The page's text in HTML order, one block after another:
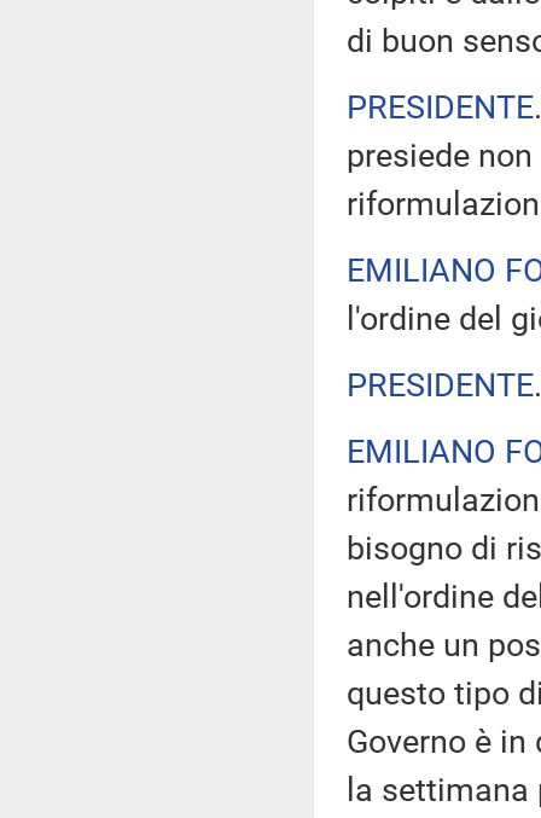
di buon
PRESIDENTE
presiede
EMILIANO
l'ordine del
PRESIDENTE
EMILIANO
bisogno di
nell'ordine
anche un
questo tipo
Governo è
la